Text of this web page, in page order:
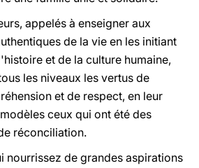
appelés à enseigner aux
de la vie en les initiant
et de la culture humaine,
les niveaux les vertus de
et de respect, en leur
ceux qui ont été des
réconciliation.
nourrissez de grandes aspirations